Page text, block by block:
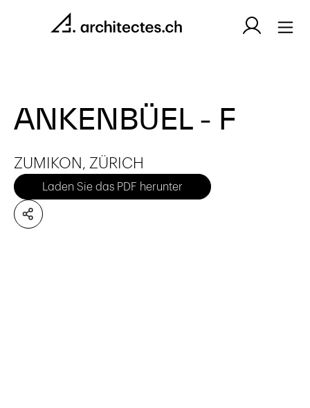
ANKENBÜEL - F
ZUMIKON, ZÜRICH
Laden Sie das PDF herunter